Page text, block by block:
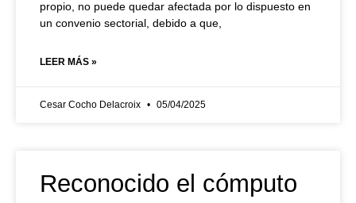
propio, no puede quedar afectada por lo dispuesto en
un convenio sectorial, debido a que,
LEER MÁS »
Cesar Cocho Delacroix 05/04/2025
Reconocido el cómputo